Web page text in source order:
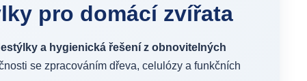
pro domácí zvířata
a hygienická řešení z obnovitelných
se zpracováním dřeva, celulózy a funkčních